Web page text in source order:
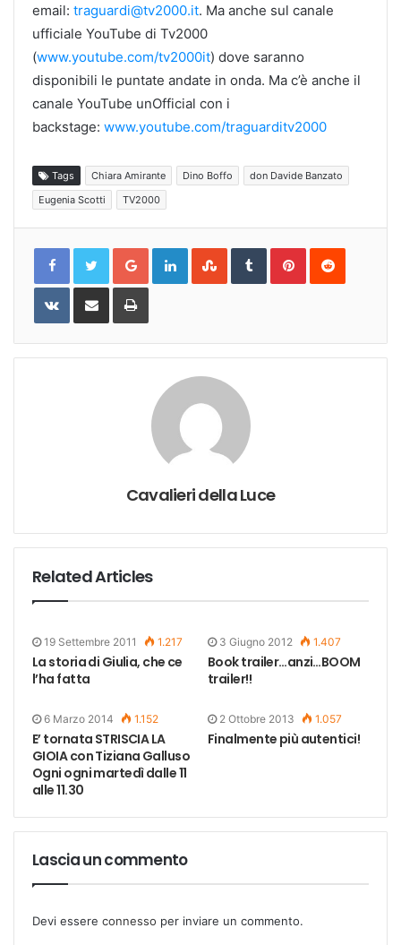
email: traguardi@tv2000.it. Ma anche sul canale
ufficiale YouTube di Tv2000
(www.youtube.com/tv2000it) dove saranno
disponibili le puntate andate in onda. Ma c’è anche il
canale YouTube unOfficial con i
backstage: www.youtube.com/traguarditv2000
Tags Chiara Amirante Dino Boffo
don Davide Banzato
Eugenia Scotti
TV2000
Google+LinkedInStumbleUpon
TumblrPinterestReddit
VKontakteShare
Email
Print
Cavalieri della Luce
Related Articles
19 Settembre 2011 1.217
La storia di Giulia, che ce
l’ha fatta
3 Giugno 2012 1.407
Book trailer…anzi…BOOM
trailer!!
6 Marzo 2014 1.152
E’ tornata STRISCIA LA
GIOIA con Tiziana Galluso
Ogni ogni martedì dalle 11
alle 11.30
2 Ottobre 2013 1.057
Finalmente più autentici!
Lascia un commento
Devi essere connesso per inviare un commento.